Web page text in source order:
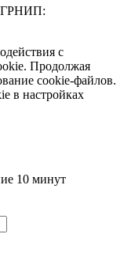
с
Продолжая
cookie-файлов.
в настройках
10 минут